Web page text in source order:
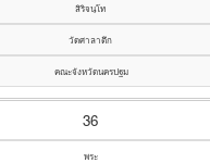
สิริจนฺโท
วัดศาลาตึก
คณะจังหวัดนครปฐม
36
พระ